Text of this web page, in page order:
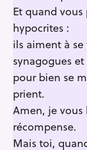
Et quand vous
hypocrites :
ils aiment à
synagogues
pour bien se
prient.
Amen, je
récompense.
Mais toi,